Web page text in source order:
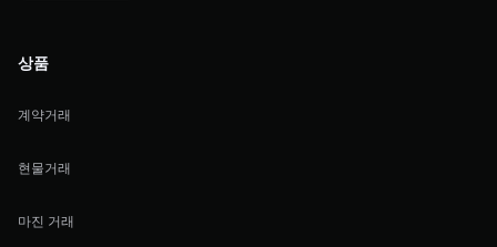
상품
계약거래
현물거래
마진 거래